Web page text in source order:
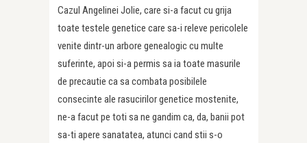
Cazul Angelinei Jolie, care si-a facut cu grija
toate testele genetice care sa-i releve pericolele
venite dintr-un arbore genealogic cu multe
suferinte, apoi si-a permis sa ia toate masurile
de precautie ca sa combata posibilele
consecinte ale rasucirilor genetice mostenite,
ne-a facut pe toti sa ne gandim ca, da, banii pot
sa-ti apere sanatatea, atunci cand stii s-o